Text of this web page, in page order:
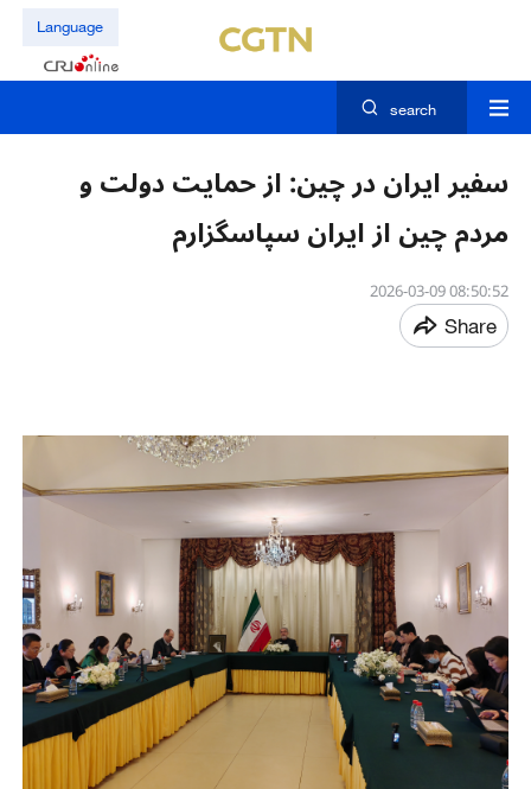
Language
search
سفیر ایران در چین: از حمایت دولت و
مردم چین از ایران سپاسگزارم
08:50:52 2026-03-09
Share